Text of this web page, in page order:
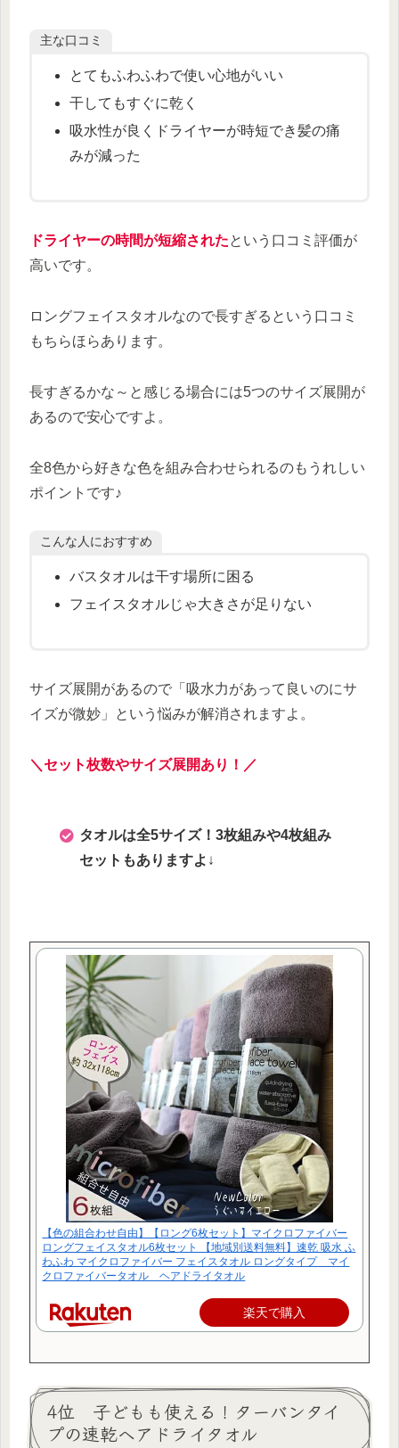
主な口コミ
とてもふわふわで使い心地がいい
干してもすぐに乾く
吸水性が良くドライヤーが時短でき髪の痛
みが減った
ドライヤーの時間が短縮されたという口コミ評価が
高いです。
ロングフェイスタオルなので長すぎるという口コミ
もちらほらあります。
長すぎるかな～と感じる場合には5つのサイズ展開が
あるので安心ですよ。
全8色から好きな色を組み合わせられるのもうれしい
ポイントです♪
こんな人におすすめ
バスタオルは干す場所に困る
フェイスタオルじゃ大きさが足りない
サイズ展開があるので「吸水力があって良いのにサ
イズが微妙」という悩みが解消されますよ。
＼セット枚数やサイズ展開あり！／
タオルは全5サイズ！3枚組みや4枚組み
セットもありますよ ↓
【色の組合わせ自由】【ロング6枚セット】マイクロファイバー
ロングフェイスタオル6枚セット 【地域別送料無料】速乾 吸水 ふ
わふわ マイクロファイバー フェイスタオル ロングタイプ マイ
クロファイバータオル ヘアドライタオル
楽天で購入
4位 子どもも使える！ターバンタイ
プの速乾ヘアドライタオル